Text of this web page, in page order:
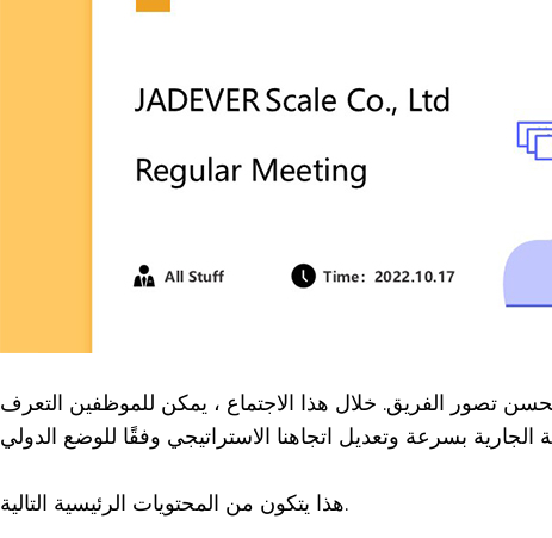
تصور الفريق. خلال هذا الاجتماع ، يمكن للموظفين التعرف
هذا يتكون من المحتويات الرئيسية التالية.